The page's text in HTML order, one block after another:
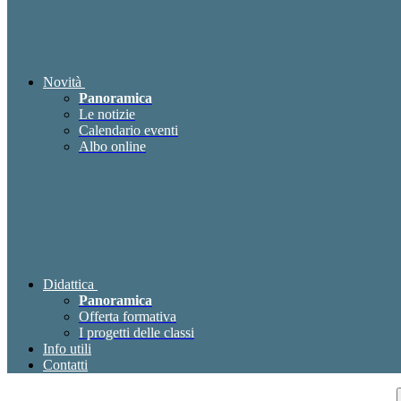
Novità
Panoramica
Le notizie
Calendario eventi
Albo online
Didattica
Panoramica
Offerta formativa
I progetti delle classi
Info utili
Contatti